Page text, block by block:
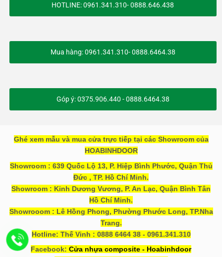
HOTLINE: 0961.341.310- 0888.646.438
Mua hàng: 0961.341.310- 0888.6464.38
Góp ý: 0375.906.440 - 0888.6464.38
Ghé xem mẫu và mua cửa trực tiếp tại các Showroom của
HOABINHDOOR
Showroom : 639 Quốc Lộ 13, P. Hiệp Bình Phước, Quận Thủ
Đức , TP. Hồ Chí Minh.
Showroom : Kinh Dương Vương, P. An Lạc, Quận Bình Tân
Hồ Chí Minh.
Showrooom : Lê Hồng Phong, Phường Phước Long, TP.Nha
Trang.
Hotline: Thế Vinh : 0888 6464 38 - 0961.341.310
Facebook: Cửa nhựa composite - Hoabinhdoor